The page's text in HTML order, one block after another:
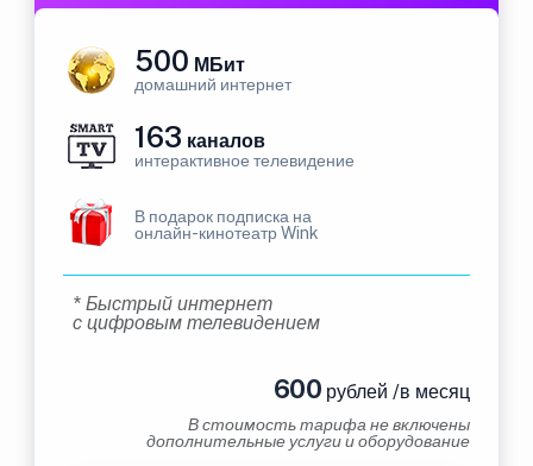
500 МБит
домашний интернет
163 каналов
интерактивное телевидение
В подарок подписка на
онлайн-кинотеатр Wink
* Быстрый интернет
с цифровым телевидением
600 рублей /в месяц
В стоимость тарифа не включены
дополнительные услуги и оборудование